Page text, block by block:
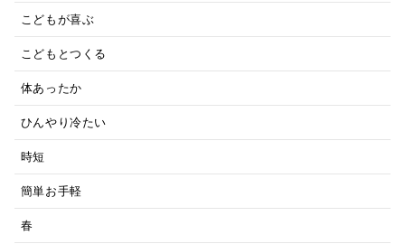
こどもが喜ぶ
こどもとつくる
体あったか
ひんやり冷たい
時短
簡単お手軽
春